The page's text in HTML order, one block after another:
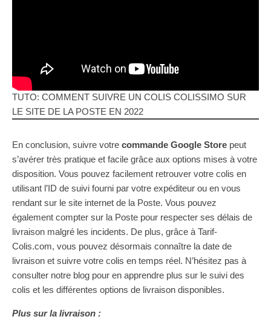
TUTO: COMMENT SUIVRE UN COLIS COLISSIMO SUR
LE SITE DE LA POSTE EN 2022
En conclusion, suivre votre commande Google Store peut
s’avérer très pratique et facile grâce aux options mises à votre
disposition. Vous pouvez facilement retrouver votre colis en
utilisant l’ID de suivi fourni par votre expéditeur ou en vous
rendant sur le site internet de la Poste. Vous pouvez
également compter sur la Poste pour respecter ses délais de
livraison malgré les incidents. De plus, grâce à Tarif-
Colis.com, vous pouvez désormais connaître la date de
livraison et suivre votre colis en temps réel. N’hésitez pas à
consulter notre blog pour en apprendre plus sur le suivi des
colis et les différentes options de livraison disponibles.
Plus sur la livraison :